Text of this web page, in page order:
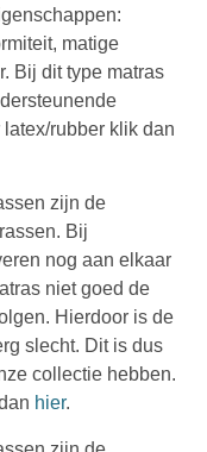
matige
Bij dit type matras
rubber klik dan
zijn de
Bij
nog aan elkaar
niet goed de
Hierdoor is de
slecht. Dit is dus
collectie hebben.
hier.